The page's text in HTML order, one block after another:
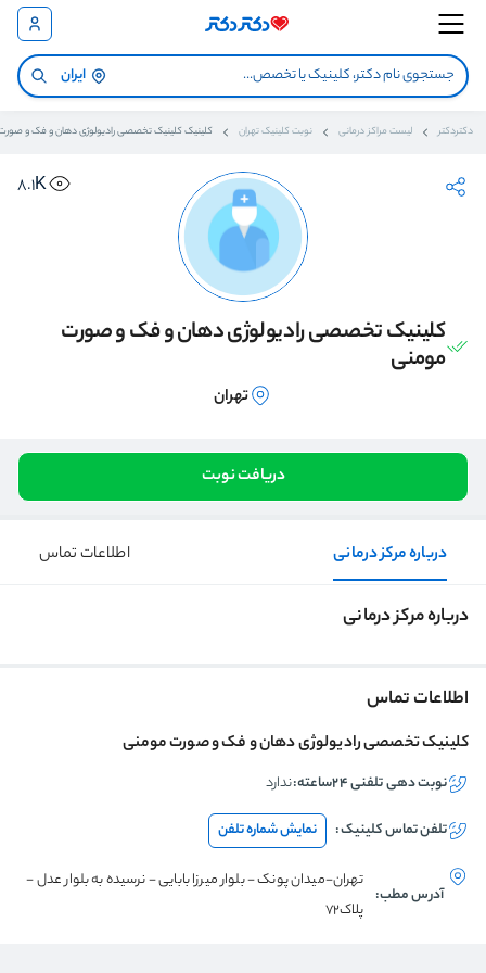
ایران
دکتردکتر لیست مراکز درمانی نوبت کلینیک تهران کلینیک کلینیک تخصصی رادیولوژی دهان و فک و
8.1K
کلینیک تخصصی رادیولوژی دهان و فک و صورت
مومنی
تهران
دریافت نوبت
درباره مرکز درمانی اطلاعات تماس
درباره مرکز درمانی
اطلاعات تماس
کلینیک تخصصی رادیولوژی دهان و فک و صورت مومنی
نوبت دهی تلفنی ۲۴ساعته: ندارد
تلفن تماسکلینیک: نمایش شماره تلفن
آدرس مطب:
تهران-میدان پونک - بلوار میرزا بابایی - نرسیده به بلوار عدل -
پلاک72